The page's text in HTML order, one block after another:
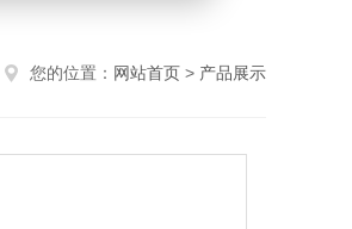
您的位置： 网站首页 > 产品展示